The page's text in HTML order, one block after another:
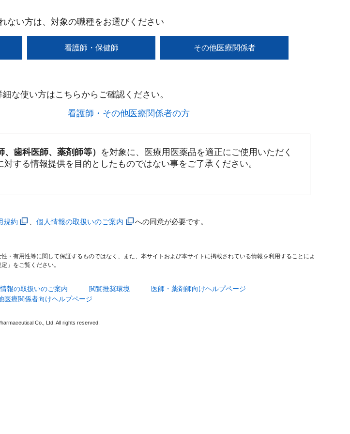
ない方は、対象の職種をお選びください
看護師・保健師 その他医療関係者
な使い方はこちらからご確認ください。​
看護師・その他医療関係者の方​
歯科医師、薬剤師等） を対象に、医療用医薬品を適正にご使用いただく
する情報提供を目的としたものではない事をご了承ください。
規約 、個人情報の取扱いのご案内 への同意が必要です。
有用性等に関して保証するものではなく、また、本サイトおよび本サイトに掲載されている情報を利用することによ
」をご覧ください。
報の取扱いのご案内 閲覧推奨環境
医師・薬剤師向けヘルプページ
医療関係者向けヘルプページ
Co., Ltd. All rights reserved.